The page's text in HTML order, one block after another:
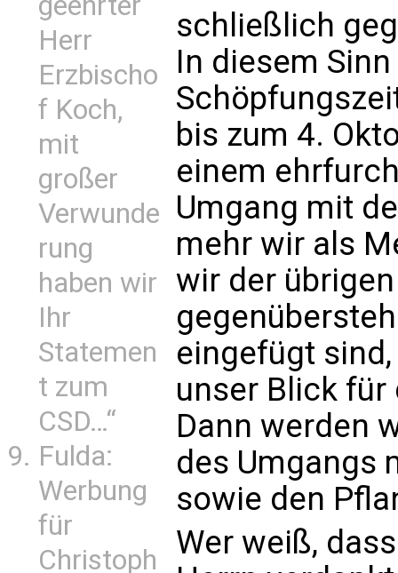
Herr
Erzbischo
f Koch,
mit
großer
Verwunde
rung
haben wir
Ihr
Statemen
t zum
CSD…“
Fulda:
Werbung
für
Christoph
schließlich
In diesem
bis zum 4.
einem
Umgang mit
mehr wir als
wir der
eingefügt
unser Blick für
Dann werden
des Umgangs
sowie den
Wer weiß,